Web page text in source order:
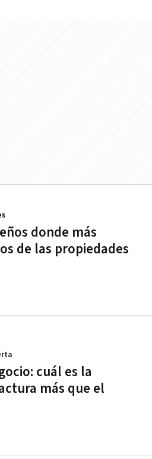
donde más
de las propiedades
cuál es la
más que el